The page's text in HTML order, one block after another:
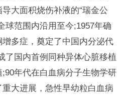
大面积烧伤补液的“瑞金公
球范围内沿用至今;1957年确
多症，奠定了中国内分泌代
了国内首例同种异体心脏移植
年代在白血病分子生物学研
大进展，急性早幼粒白血病